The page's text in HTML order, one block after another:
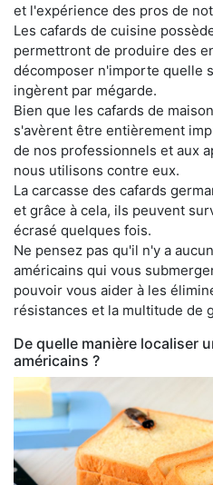
et l'expérience des pros de
Les cafards de cuisine
permettront de produire des
décomposer n'importe quelle
ingèrent par mégarde.
Bien que les cafards de
s'avèrent être entièrement
de nos professionnels et aux
nous utilisons contre eux.
La carcasse des cafards
et grâce à cela, ils peuvent
écrasé quelques fois.
Ne pensez pas qu'il n'y a
américains qui vous
pouvoir vous aider à les
résistances et la multitude de
De quelle manière localiser
américains ?